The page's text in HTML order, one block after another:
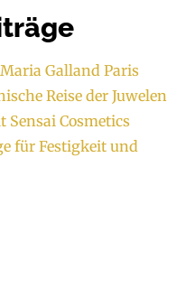
Galland Paris
Reise der Juwelen
Sensai Cosmetics
für Festigkeit und